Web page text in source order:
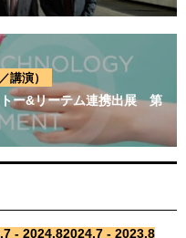
講演）
トー&リーテム連携出展 第
- 2024.82024.7 - 2023.8